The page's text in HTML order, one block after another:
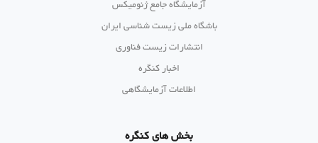
آزمایشگاه جامع ژنومیکس
باشگاه ملی زیست شناسی ایران
انتشارات زیست فناوری
اخبار کنگره
اطلاعات آزمایشگاهی
بخش های کنگره